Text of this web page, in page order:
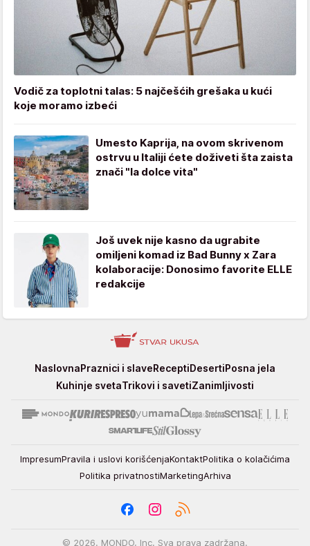
Vodič za toplotni talas: 5 najčešćih grešaka u kući
koje moramo izbeći
Umesto Kaprija, na ovom skrivenom
ostrvu u Italiji ćete doživeti šta zaista
znači "la dolce vita"
Još uvek nije kasno da ugrabite
omiljeni komad iz Bad Bunny x Zara
kolaboracije: Donosimo favorite ELLE
redakcije
StvarNaslovnaPraznici i slaveReceptiDesertiPosna jela
Kuhinje svetaTrikovi i savetiZanimljivosti
ImpresumPravila i uslovi korišćenjaKontaktPolitika o kolačićima
Politika privatnostiMarketingArhiva
© 2026. MONDO, Inc. Sva prava zadržana.